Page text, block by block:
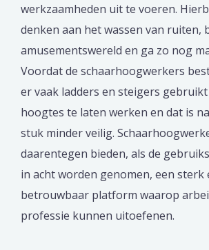
werkzaamheden uit te voeren.
denken aan het wassen van ruiten,
amusementswereld en ga zo nog
Voordat de schaarhoogwerkers
er vaak ladders en steigers
hoogtes te laten werken en dat is
stuk minder veilig.
daarentegen bieden, als de
in acht worden genomen, een sterk
betrouwbaar platform waarop
professie kunnen uitoefenen.